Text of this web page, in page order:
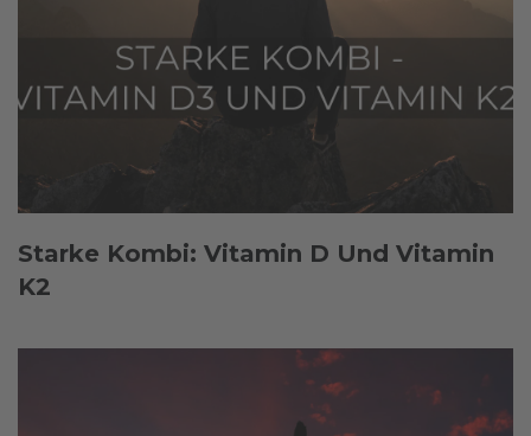
Starke Kombi: Vitamin D Und Vitamin
K2